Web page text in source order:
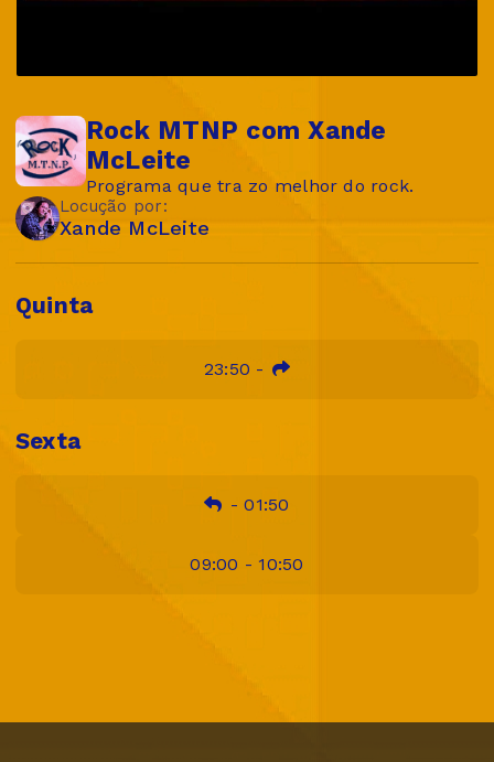
Rock MTNP com Xande
McLeite
Programa que tra zo melhor do rock.
Locução por:
Xande McLeite
Quinta
23:50 -
Sexta
-01:50
09:00 - 10:50